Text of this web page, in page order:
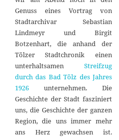
Genuss eines Vortrag von
Stadtarchivar Sebastian
Lindmeyr und Birgit
Botzenhart, die anhand der
Tölzer Stadtchronik einen
unterhaltsamen Streifzug
durch das Bad Tölz des Jahres
1926unternehmen. Die
Geschichte der Stadt fasziniert
uns, die Geschichte der ganzen
Region, die uns immer mehr
ans Herz gewachsen ist.